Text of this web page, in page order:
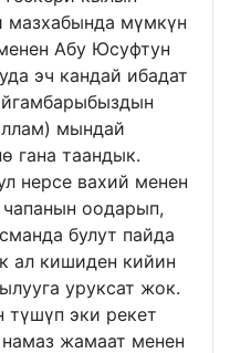
мазхабында мүмкүн
Абу Юсуфтун
эч кандай ибадат
мындай
гана таандык.
нерсе вахий менен
оодарып,
булут пайда
ал кишиден кийин
уруксат жок.
эки рекет
жамаат менен